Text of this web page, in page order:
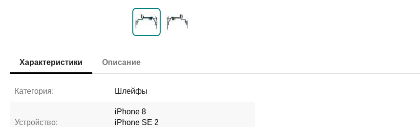
Характеристики Описание
Категория: Шлейфы
Устройство:
iPhone 8
iPhone SE 2